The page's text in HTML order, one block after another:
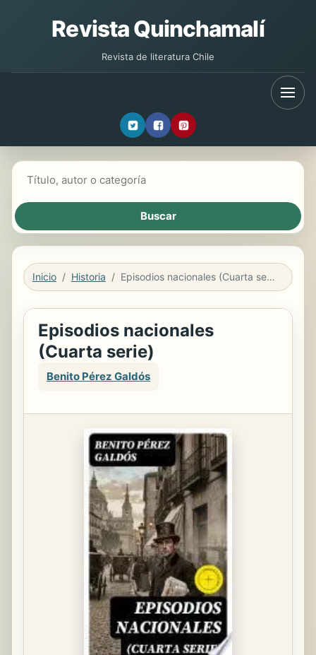
Revista Quinchamalí
Revista de literatura Chile
Inicio Historia Episodios nacionales (Cuarta serie)
Episodios nacionales
(Cuarta serie)
Benito Pérez Galdós